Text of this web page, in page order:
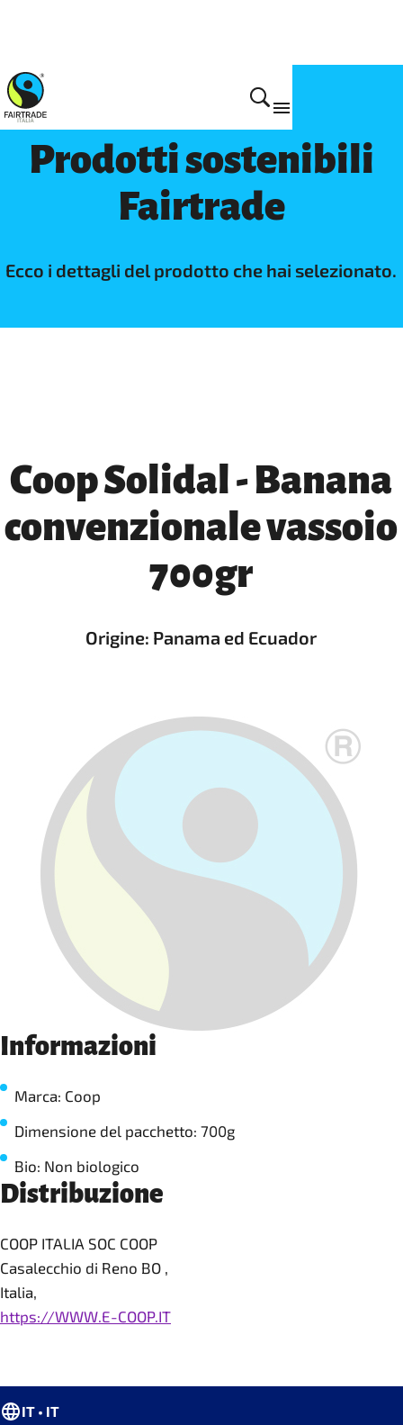
Prodotti
Prodotti sostenibili
Fairtrade
Ecco i dettagli del prodotto che hai selezionato.
Coop Solidal - Banana
convenzionale vassoio
700gr
Origine: Panama ed Ecuador
Informazioni
Marca: Coop
Dimensione del pacchetto: 700g
Bio: Non biologico
Distribuzione
COOP ITALIA SOC COOP
Casalecchio di Reno BO ,
Italia,
https://WWW.E-COOP.IT
IT • IT